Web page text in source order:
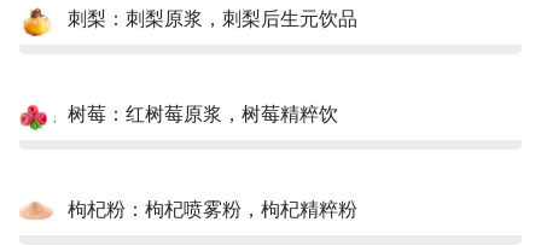
刺梨：刺梨原浆，刺梨后生元饮品
树莓：红树莓原浆，树莓精粹饮
枸杞粉：枸杞喷雾粉，枸杞精粹粉